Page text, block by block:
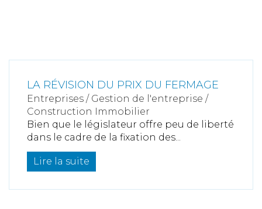
LA RÉVISION DU PRIX DU FERMAGE
Entreprises / Gestion de l'entreprise /
Construction Immobilier
Bien que le législateur offre peu de liberté
dans le cadre de la fixation des...
Lire la suite